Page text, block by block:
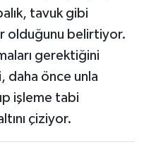
tavuk gibi
olduğunu belirtiyor.
gerektiğini
daha önce unla
işleme tabi
çiziyor.